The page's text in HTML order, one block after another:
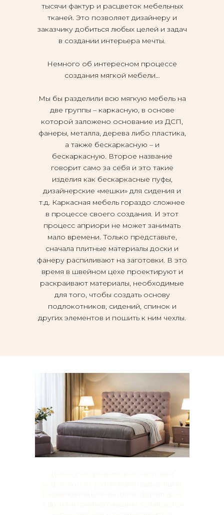
тысячи фактур и расцветок мебельных
тканей. Это позволяет дизайнеру и
заказчику добиться любых целей и задач
в создании интерьера мечты.
Немного об интересном процессе
создания мягкой мебели…
Мы бы разделили всю мягкую мебель на
две группы – каркасную, в основе
которой заложено основание из ДСП,
фанеры, металла, дерева либо пластика,
а также бескаркасную – и
бескаркасную. Второе название
говорит само за себя и это такие
изделия как бескаркасные пуфы,
дизайнерские «мешки» для сидения и
т.д. Каркасная мебель гораздо сложнее
в процессе своего создания. И этот
процесс априори не может занимать
мало времени. Только представьте,
сначала плитные материалы доски и
фанеру распиливают на заготовки. В это
время в швейном цехе проектируют и
раскраивают материалы, необходимые
для того, чтобы создать основу
подлокотников, сидений, спинок и
других элементов и пошить к ним чехлы.